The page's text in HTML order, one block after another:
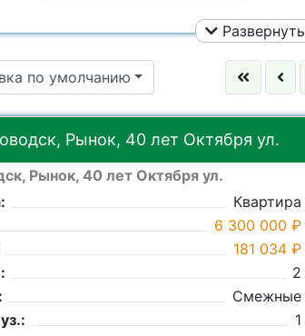
Ничего не выбрано
Ничего не выбрано
Площадь общая:
Развернуть
по умолчанию
Рынок, 40 лет Октября ул.
Рынок, 40 лет Октября ул.
Квартира
6 300 000 ₽
181 034 ₽
2
Смежные
1